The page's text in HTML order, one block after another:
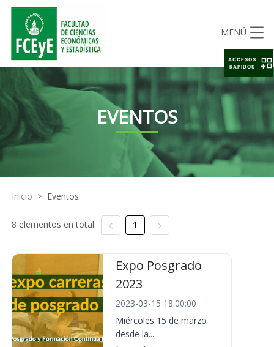
MENÚ
EVENTOS
Inicio > Eventos
8 elementos en total: 1
Expo Posgrado
2023
2023-03-15 18:00:00
Miércoles 15 de marzo
desde la...
ACCESOS
RAPIDOS